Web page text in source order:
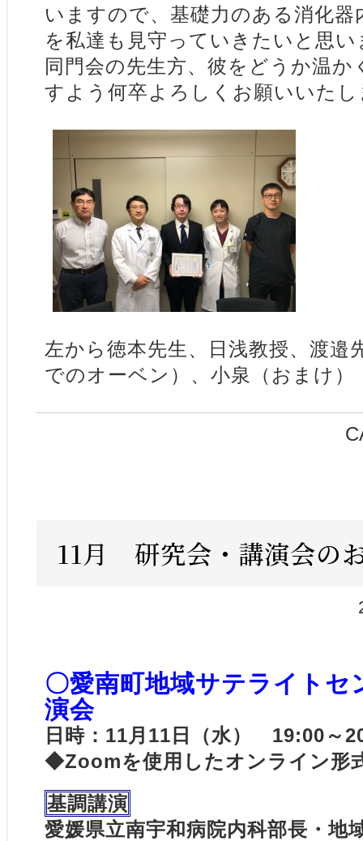
いますので、基礎力のある消化
を私達も見守っていきたいと思い
同門会の先生方、彼をどうか温
すよう何卒よろしくお願いいたし
左から徳本先生、日浅教授、渡邉
でのオーベン）、小泉（おまけ）
11月 研究会・講演会の
〇愛南町地域サテライトセ
演会
日時：11月11日（水） 19:00～
◆Zoomを使用したオンライン形
基調講演
愛媛県立南宇和病院内科部長・地